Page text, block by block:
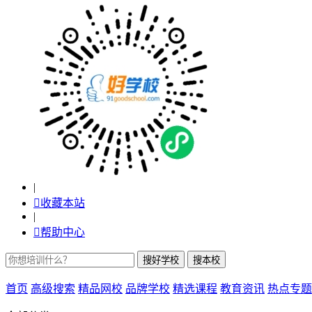
|
收藏本站
|
帮助中心
首页 高级搜索 精品网校 品牌学校 精选课程 教育资讯 热点专题